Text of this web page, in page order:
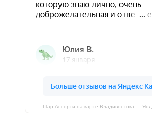
Шар Ассорти на карте Владивостока —